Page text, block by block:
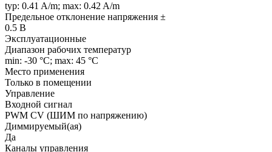
typ: 0.41 A/m; max: 0.42 A/m
Предельное отклонение напряжения ±
0.5 В
Эксплуатационные
Диапазон рабочих температур
min: -30 °C; max: 45 °C
Место применения
Только в помещении
Управление
Входной сигнал
PWM СV (ШИМ по напряжению)
Диммируемый(ая)
Да
Каналы управления